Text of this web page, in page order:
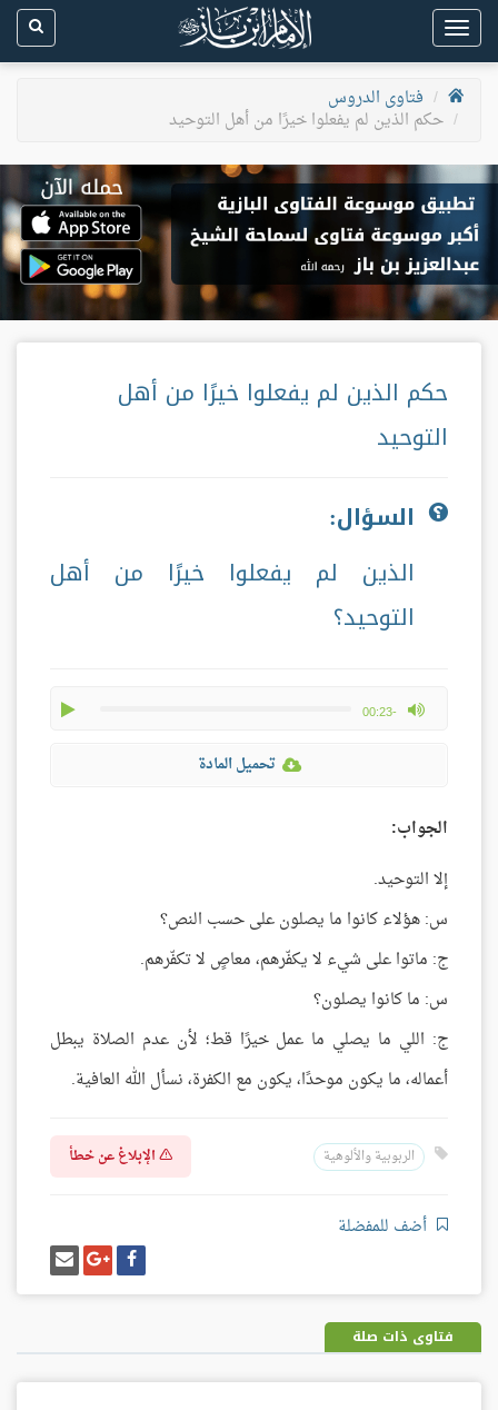
Toggle
navigation
فتاوى الدروس
حكم الذين لم يفعلوا خيرًا من أهل التوحيد
حكم الذين لم يفعلوا خيرًا من أهل
التوحيد
السؤال:
الذين لم يفعلوا خيرًا من أهل
التوحيد؟
-00:23
max volume
تحميل المادة
الجواب:
إلا التوحيد.
س: هؤلاء كانوا ما يصلون على حسب النص؟
ج: ماتوا على شيء لا يكفّرهم، معاصٍ لا تكفّرهم.
س: ما كانوا يصلون؟
ج: اللي ما يصلي ما عمل خيرًا قط؛ لأن عدم الصلاة يبطل
أعماله، ما يكون موحدًا، يكون مع الكفرة، نسأل الله العافية.
الربوبية والألوهية الإبلاغ عن خطأ
أضف للمفضلة
شارك
على
فيسبوك
شارك
على
غوغل
بلس
إرسل
إيميل
فتاوى ذات صلة